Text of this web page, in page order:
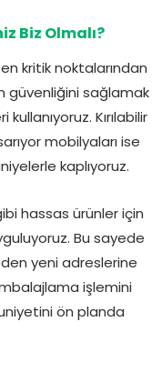
Biz Olmalı?
kritik noktalarından
güvenliğini sağlamak
Kırılabilir
mobilyaları ise
kaplıyoruz.
hassas ürünler için
Bu sayede
yeni adreslerine
işlemini
ön planda